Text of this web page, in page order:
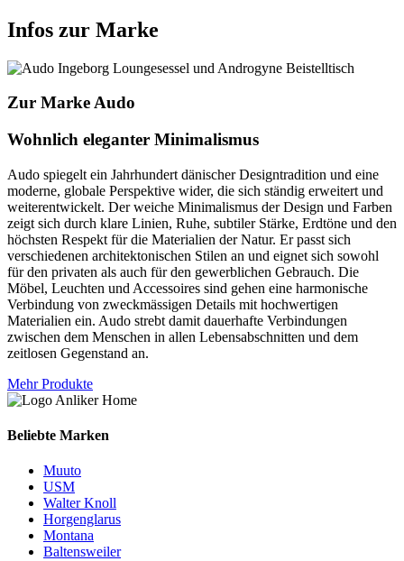
Infos zur Marke
Zur Marke Audo
Wohnlich eleganter Minimalismus
Audo spiegelt ein Jahrhundert dänischer Designtradition und eine
moderne, globale Perspektive wider, die sich ständig erweitert und
weiterentwickelt. Der weiche Minimalismus der Design und Farben
zeigt sich durch klare Linien, Ruhe, subtiler Stärke, Erdtöne und den
höchsten Respekt für die Materialien der Natur. Er passt sich
verschiedenen architektonischen Stilen an und eignet sich sowohl
für den privaten als auch für den gewerblichen Gebrauch. Die
Möbel, Leuchten und Accessoires sind gehen eine harmonische
Verbindung von zweckmässigen Details mit hochwertigen
Materialien ein. Audo strebt damit dauerhafte Verbindungen
zwischen dem Menschen in allen Lebensabschnitten und dem
zeitlosen Gegenstand an.
Mehr Produkte
Beliebte Marken
Muuto
USM
Walter Knoll
Horgenglarus
Montana
Baltensweiler